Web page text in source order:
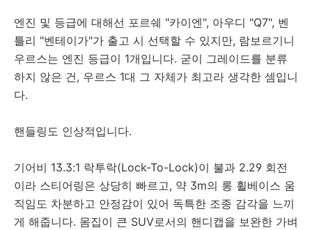
엔진 및 등급에 대해선 포르쉐 "카이엔", 아우디 "Q7", 벤
틀리 "벤테이가"가 출고 시 선택할 수 있지만, 람보르기니
우르스는 엔진 등급이 1개입니다. 굳이 그레이드를 분류
하지 않은 건, 우르스 1대 그 자체가 최고라 생각한 셈입니
다.
핸들링도 인상적입니다.
기어비 13.3:1 락투락(Lock-To-Lock)이 불과 2.29 회전
이라 스티어링은 상당히 빠르고, 약 3m의 롱 휠베이스 움
직임도 차분하고 안정감이 있어 독특한 조종 감각을 느끼
게 해줍니다. 몸집이 큰 SUV로서의 핸디캡을 보완한 가벼